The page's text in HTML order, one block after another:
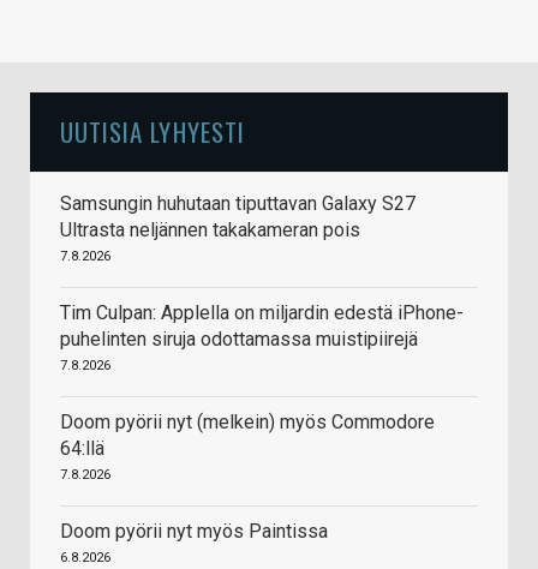
UUTISIA LYHYESTI
Samsungin huhutaan tiputtavan Galaxy S27
Ultrasta neljännen takakameran pois
7.8.2026
Tim Culpan: Applella on miljardin edestä iPhone-
puhelinten siruja odottamassa muistipiirejä
7.8.2026
Doom pyörii nyt (melkein) myös Commodore
64:llä
7.8.2026
Doom pyörii nyt myös Paintissa
6.8.2026